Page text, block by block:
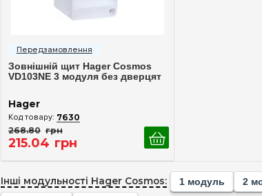
Зовнішній щит Hager Cosmos
VD103NE 3 модуля без дверцят
Hager
7630
268.80 грн
215.04 грн
Інші модульності Hager Cosmos: 1 модуль 2